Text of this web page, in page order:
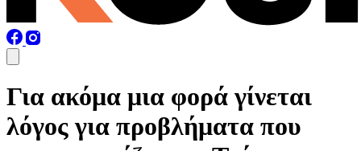
Για ακόμα μια φορά γίνεται
λόγος για προβλήματα που